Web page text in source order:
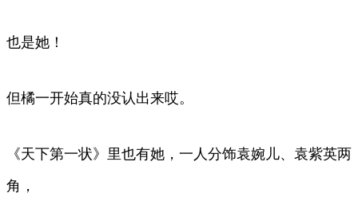
也是她！
但橘一开始真的没认出来哎。
《天下第一状》里也有她，一人分饰袁婉儿、袁紫英两
角，